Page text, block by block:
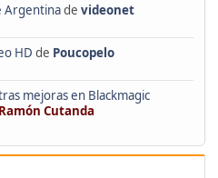
Argentinade videonet
HD de Poucopelo
mejoras en Blackmagic
Ramón Cutanda